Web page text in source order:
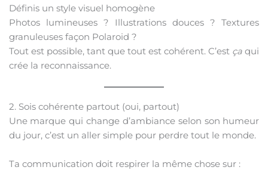
Définis un style visuel homogène
Photos lumineuses ? Illustrations douces ? Textures
granuleuses façon Polaroid ?
Tout est possible, tant que tout est cohérent. C’est ça qui
crée la reconnaissance.
2. Sois cohérente partout (oui, partout)
Une marque qui change d’ambiance selon son humeur
du jour, c’est un aller simple pour perdre tout le monde.
Ta communication doit respirer la même chose sur :